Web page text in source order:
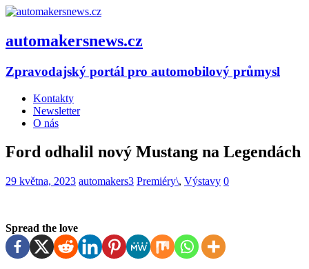
automakersnews.cz
Zpravodajský portál pro automobilový průmysl
Kontakty
Newsletter
O nás
Ford odhalil nový Mustang na Legendách
29 května, 2023 automakers3 Premiéry\, Výstavy 0
Spread the love